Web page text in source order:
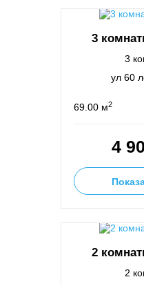
3
3
ул 60
69.00 м2
4
2
2